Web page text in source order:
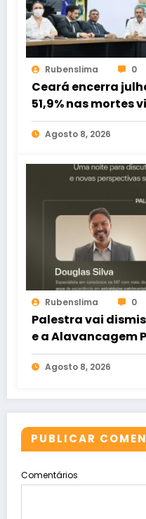
Rubenslima 0
Ceará encerra
51,9% nas mortes
registra redução
Agosto 8, 2026
Rubenslima 0
Palestra vai
e a Alavancagem
Agosto 8, 2026
PUBLICAR
Comentários